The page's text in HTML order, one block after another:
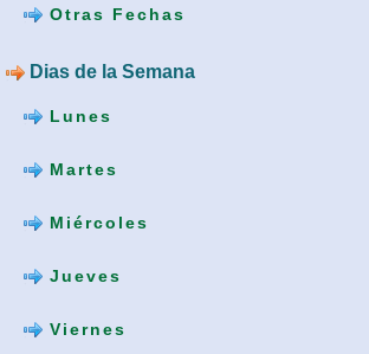
Otras Fechas
Dias de la Semana
Lunes
Martes
Miércoles
Jueves
Viernes